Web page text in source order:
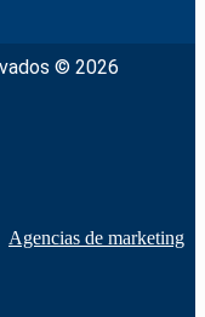
© 2026
Agencias de marketing